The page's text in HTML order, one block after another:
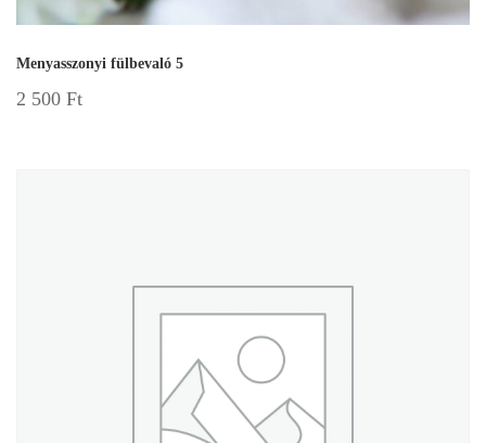
Menyasszonyi fülbevaló 5
2 500 Ft